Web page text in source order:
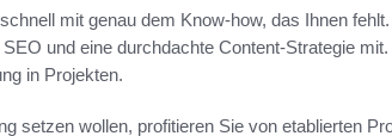
mit genau dem Know‑how, das Ihnen
und eine durchdachte Content-Strategie
in Projekten.
setzen wollen, profitieren Sie von etablierten